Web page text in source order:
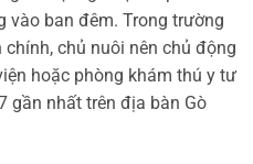
vào ban đêm. Trong trường
chủ nuôi nên chủ động
hoặc phòng khám thú y tư
gần nhất trên địa bàn Gò